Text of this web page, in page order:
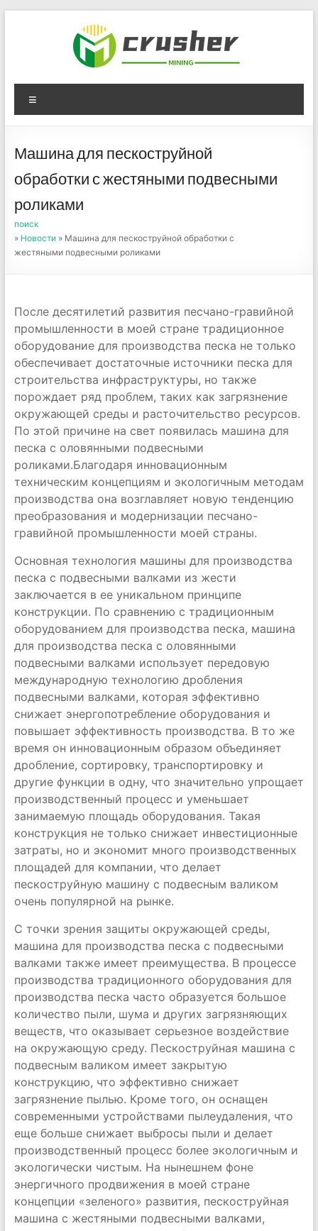
Оборудование для
дробления угля,
измельчения печного
порошка
Машина для пескоструйной
обработки с жестяными подвесными
роликами
поиск
» Новости» Машина для пескоструйной обработки с
жестяными подвесными роликами
После десятилетий развития песчано-гравийной
промышленности в моей стране традиционное
оборудование для производства песка не только
обеспечивает достаточные источники песка для
строительства инфраструктуры, но также
порождает ряд проблем, таких как загрязнение
окружающей среды и расточительство ресурсов.
По этой причине на свет появилась машина для
песка с оловянными подвесными
роликами.Благодаря инновационным
техническим концепциям и экологичным методам
производства она возглавляет новую тенденцию
преобразования и модернизации песчано-
гравийной промышленности моей страны.
Основная технология машины для производства
песка с подвесными валками из жести
заключается в ее уникальном принципе
конструкции. По сравнению с традиционным
оборудованием для производства песка, машина
для производства песка с оловянными
подвесными валками использует передовую
международную технологию дробления
подвесными валками, которая эффективно
снижает энергопотребление оборудования и
повышает эффективность производства. В то же
время он инновационным образом объединяет
дробление, сортировку, транспортировку и
другие функции в одну, что значительно упрощает
производственный процесс и уменьшает
занимаемую площадь оборудования. Такая
конструкция не только снижает инвестиционные
затраты, но и экономит много производственных
площадей для компании, что делает
пескоструйную машину с подвесным валиком
очень популярной на рынке.
С точки зрения защиты окружающей среды,
машина для производства песка с подвесными
валками также имеет преимущества. В процессе
производства традиционного оборудования для
производства песка часто образуется большое
количество пыли, шума и других загрязняющих
веществ, что оказывает серьезное воздействие
на окружающую среду. Пескоструйная машина с
подвесным валиком имеет закрытую
конструкцию, что эффективно снижает
загрязнение пылью. Кроме того, он оснащен
современными устройствами пылеудаления, что
еще больше снижает выбросы пыли и делает
производственный процесс более экологичным и
экологически чистым. На нынешнем фоне
энергичного продвижения в моей стране
концепции «зеленого» развития, пескоструйная
машина с жестяными подвесными валками,